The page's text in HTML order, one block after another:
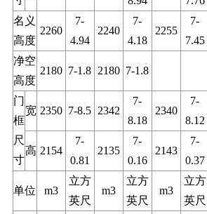
名义
高度
2260
7-
4.94
2240
7-
4.18
2255
7-
7.45
净空
高度
2180 7-1.8 2180 7-1.8
门
框
尺
寸
宽 2350 7-8.5 2342
7-
8.18
2340
7-
8.12
高 2154
7-
0.81
2135
7-
0.16
2143
7-
0.37
单位 m3
立方
英尺
m3
立方
英尺
m3
立方
英尺